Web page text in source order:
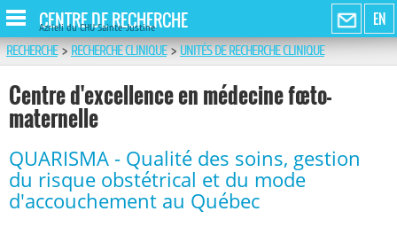
EN
CENTRE DE RECHERCHE
Azrieli du CHU Sainte-Justine
RECHERCHE>RECHERCHE CLINIQUE>UNITÉS DE RECHERCHE CLINIQUE
Centre d'excellence en médecine fœto-
maternelle
QUARISMA - Qualité des soins, gestion
du risque obstétrical et du mode
d'accouchement au Québec